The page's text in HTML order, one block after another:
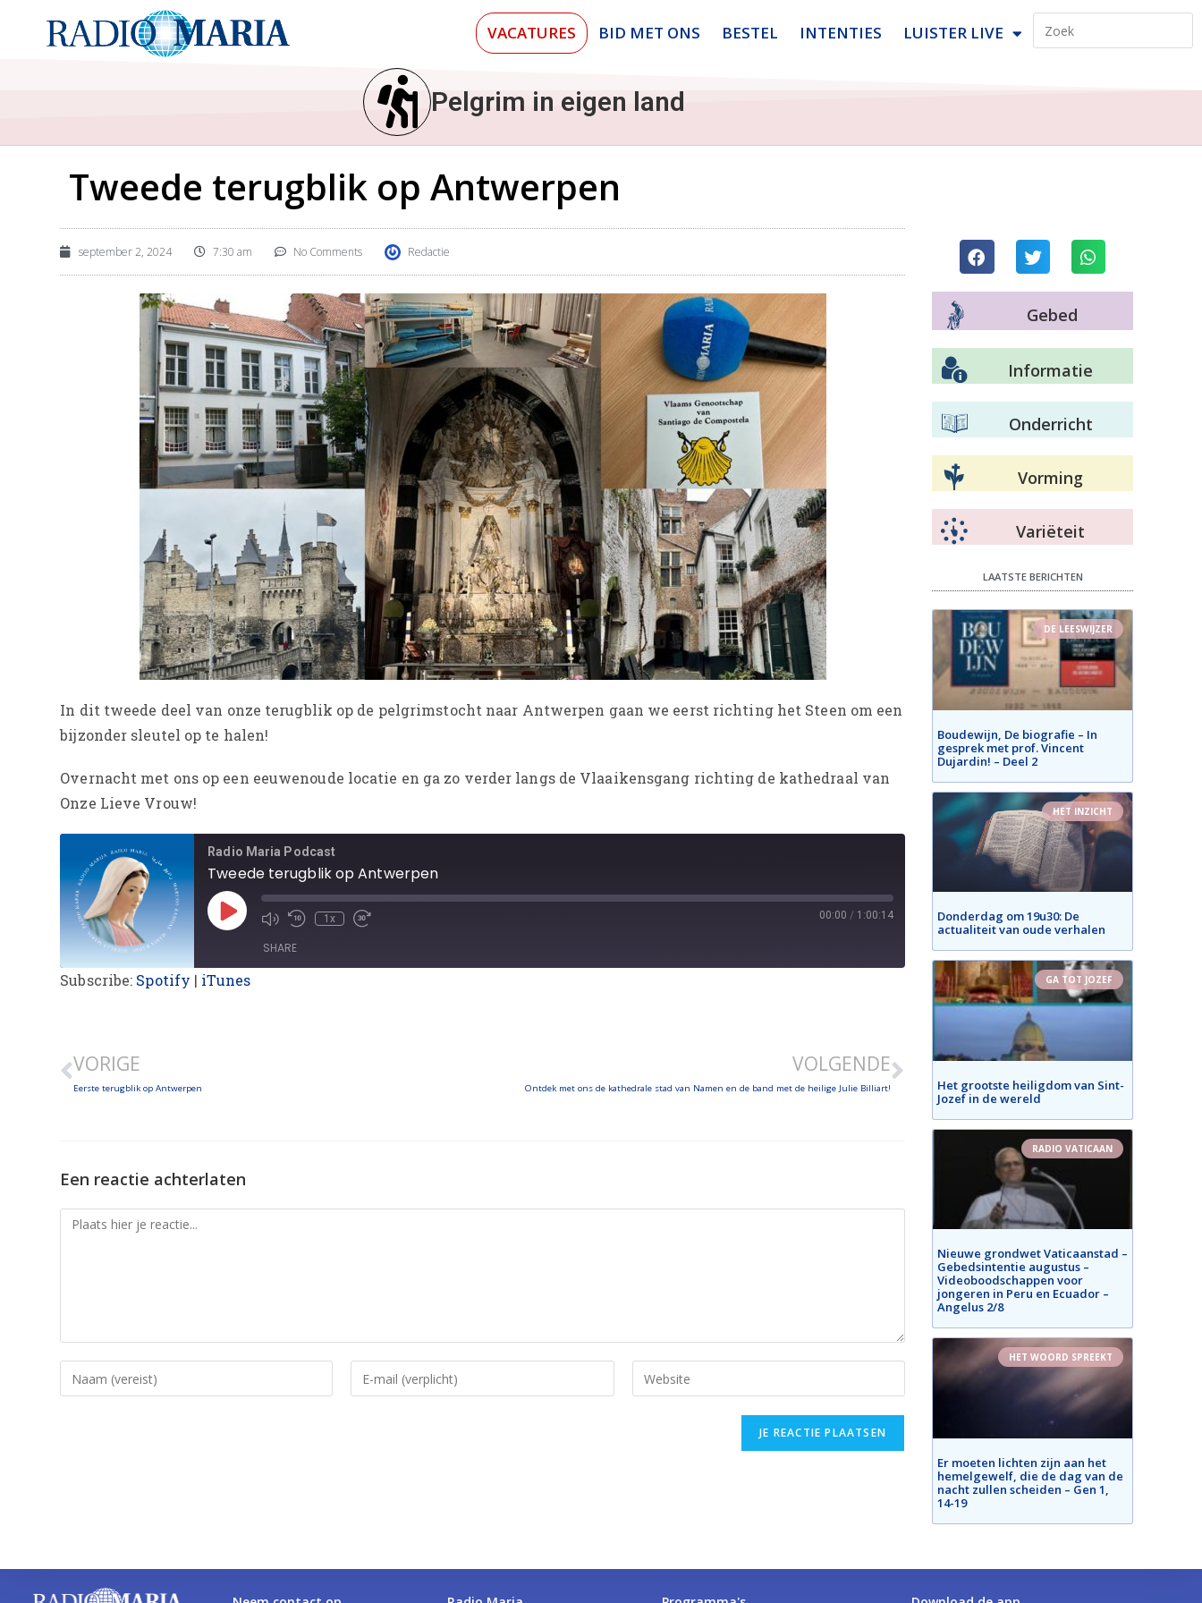
VACATURES BID MET ONS BESTEL INTENTIES LUISTER LIVE
Pelgrim in eigen land
Tweede terugblik op Antwerpen
september 2, 2024 7:30 am No Comments Redactie
In dit tweede deel van onze terugblik op de pelgrimstocht naar Antwerpen gaan we eerst richting het Steen om een
bijzonder sleutel op te halen!
Overnacht met ons op een eeuwenoude locatie en ga zo verder langs de Vlaaikensgang richting de kathedraal van
Onze Lieve Vrouw!
Radio Maria Podcast
Tweede terugblik op Antwerpen
1x 00:00 / 1:00:14
SHARE
Subscribe: Spotify | iTunes
VORIGE
Eerste terugblik op Antwerpen
VOLGENDE
Ontdek met ons de kathedrale stad van Namen en de band met de heilige Julie Billiart!
Een reactie achterlaten
Gebed
Informatie
Onderricht
Vorming
Variëteit
LAATSTE BERICHTEN
DE LEESWIJZER
Boudewijn, De biografie – In
gesprek met prof. Vincent
Dujardin! – Deel 2
HET INZICHT
Donderdag om 19u30: De
actualiteit van oude verhalen
GA TOT JOZEF
Het grootste heiligdom van Sint-
Jozef in de wereld
RADIO VATICAAN
Nieuwe grondwet Vaticaanstad –
Gebedsintentie augustus –
Videoboodschappen voor
jongeren in Peru en Ecuador –
Angelus 2/8
HET WOORD SPREEKT
Er moeten lichten zijn aan het
hemelgewelf, die de dag van de
nacht zullen scheiden – Gen 1,
14-19